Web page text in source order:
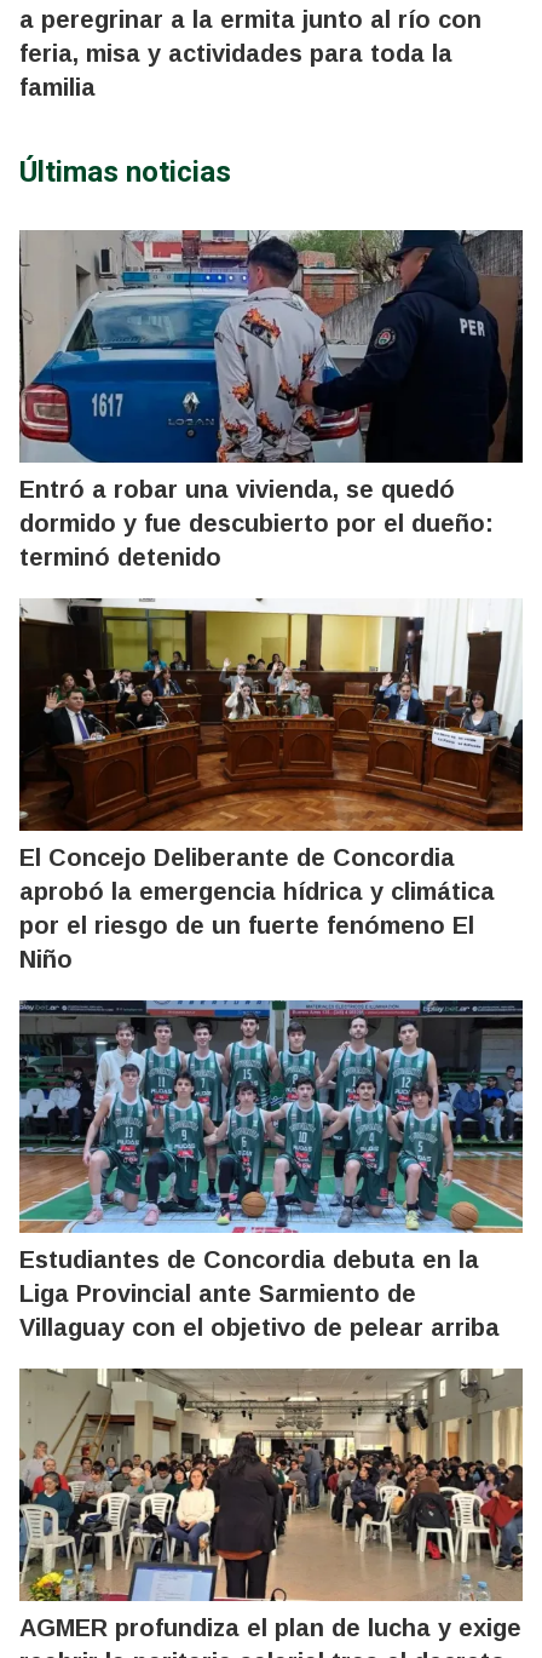
a peregrinar a la ermita junto al río con
feria, misa y actividades para toda la
familia
Últimas noticias
Entró a robar una vivienda, se quedó
dormido y fue descubierto por el dueño:
terminó detenido
El Concejo Deliberante de Concordia
aprobó la emergencia hídrica y climática
por el riesgo de un fuerte fenómeno El
Niño
Estudiantes de Concordia debuta en la
Liga Provincial ante Sarmiento de
Villaguay con el objetivo de pelear arriba
AGMER profundiza el plan de lucha y exige